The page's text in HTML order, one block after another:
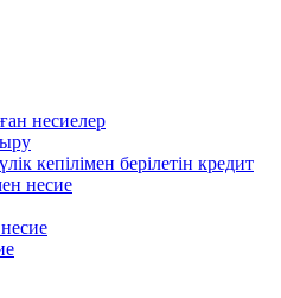
несиелер
кепілімен берілетін кредит
несие